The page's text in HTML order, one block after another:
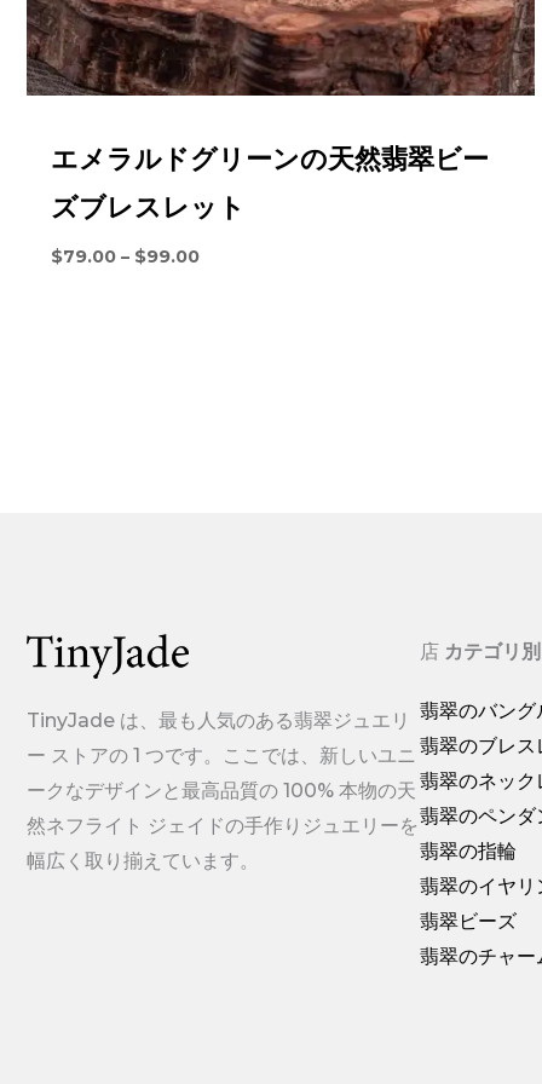
エメラルドグリーンの天然翡翠ビー
ズブレスレット
$79.00 – $99.00価
TinyJade は、最も人気のある翡翠ジュエリ
ー ストアの 1 つです。ここでは、新しいユニ
ークなデザインと最高品質の 100% 本物の天
然ネフライト ジェイドの手作りジュエリーを
幅広く取り揃えています。
店 カテゴリ別
翡翠のバング
翡翠のブレス
翡翠のネック
翡翠のペンダ
翡翠の指輪
翡翠のイヤリ
翡翠ビーズ
翡翠のチャー